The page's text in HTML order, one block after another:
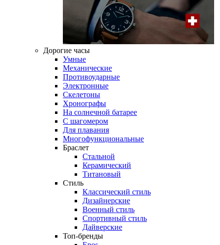
Дорогие часы
Умные
Механические
Противоударные
Электронные
Скелетоны
Хронографы
На солнечной батарее
С шагомером
Для плавания
Многофункциональные
Браслет
Стальной
Керамический
Титановый
Стиль
Классический стиль
Дизайнерские
Военный стиль
Спортивный стиль
Дайверские
Топ-бренды